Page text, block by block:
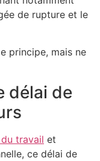
de rupture et le
principe, mais ne
délai de
travail et
ce délai de